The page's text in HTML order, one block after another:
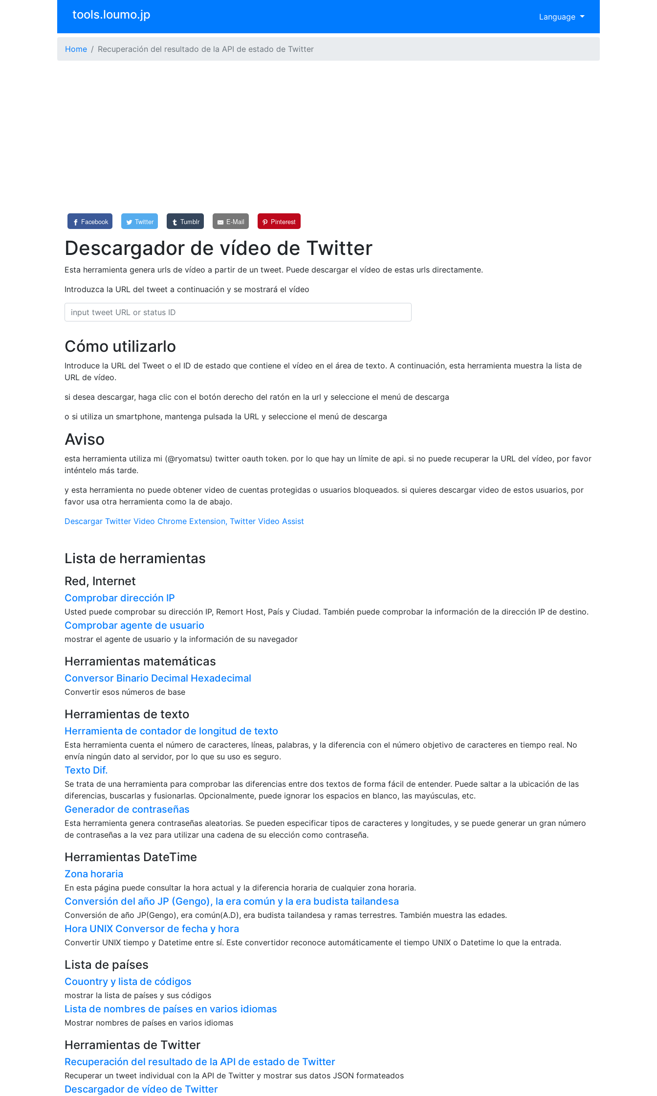
tools.loumo.jp Language
Home Recuperación del resultado de la API de estado de Twitter
Facebook Twitter Tumblr E-Mail Pinterest
Descargador de vídeo de Twitter
Esta herramienta genera urls de vídeo a partir de un tweet. Puede descargar el vídeo de estas urls directamente.
Introduzca la URL del tweet a continuación y se mostrará el vídeo
Cómo utilizarlo
Introduce la URL del Tweet o el ID de estado que contiene el vídeo en el área de texto. A continuación, esta herramienta muestra la lista de
URL de vídeo.
si desea descargar, haga clic con el botón derecho del ratón en la url y seleccione el menú de descarga
o si utiliza un smartphone, mantenga pulsada la URL y seleccione el menú de descarga
Aviso
esta herramienta utiliza mi (@ryomatsu) twitter oauth token. por lo que hay un límite de api. si no puede recuperar la URL del vídeo, por favor
inténtelo más tarde.
y esta herramienta no puede obtener video de cuentas protegidas o usuarios bloqueados. si quieres descargar video de estos usuarios, por
favor usa otra herramienta como la de abajo.
Descargar Twitter Video Chrome Extension, Twitter Video Assist
Lista de herramientas
Red, Internet
Comprobar dirección IP
Usted puede comprobar su dirección IP, Remort Host, País y Ciudad. También puede comprobar la información de la dirección IP de destino.
Comprobar agente de usuario
mostrar el agente de usuario y la información de su navegador
Herramientas matemáticas
Conversor Binario Decimal Hexadecimal
Convertir esos números de base
Herramientas de texto
Herramienta de contador de longitud de texto
Esta herramienta cuenta el número de caracteres, líneas, palabras, y la diferencia con el número objetivo de caracteres en tiempo real. No
envía ningún dato al servidor, por lo que su uso es seguro.
Texto Dif.
Se trata de una herramienta para comprobar las diferencias entre dos textos de forma fácil de entender. Puede saltar a la ubicación de las
diferencias, buscarlas y fusionarlas. Opcionalmente, puede ignorar los espacios en blanco, las mayúsculas, etc.
Generador de contraseñas
Esta herramienta genera contraseñas aleatorias. Se pueden especificar tipos de caracteres y longitudes, y se puede generar un gran número
de contraseñas a la vez para utilizar una cadena de su elección como contraseña.
Herramientas DateTime
Zona horaria
En esta página puede consultar la hora actual y la diferencia horaria de cualquier zona horaria.
Conversión del año JP (Gengo), la era común y la era budista tailandesa
Conversión de año JP(Gengo), era común(A.D), era budista tailandesa y ramas terrestres. También muestra las edades.
Hora UNIX Conversor de fecha y hora
Convertir UNIX tiempo y Datetime entre sí. Este convertidor reconoce automáticamente el tiempo UNIX o Datetime lo que la entrada.
Lista de países
Couontry y lista de códigos
mostrar la lista de países y sus códigos
Lista de nombres de países en varios idiomas
Mostrar nombres de países en varios idiomas
Herramientas de Twitter
Recuperación del resultado de la API de estado de Twitter
Recuperar un tweet individual con la API de Twitter y mostrar sus datos JSON formateados
Descargador de vídeo de Twitter